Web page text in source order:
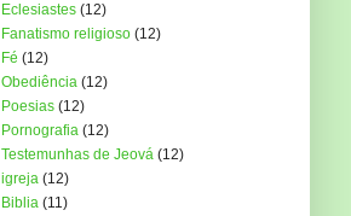
Eclesiastes (12)
Fanatismo religioso (12)
Fé (12)
Obediência (12)
Poesias (12)
Pornografia (12)
Testemunhas de Jeová (12)
igreja (12)
Biblia (11)